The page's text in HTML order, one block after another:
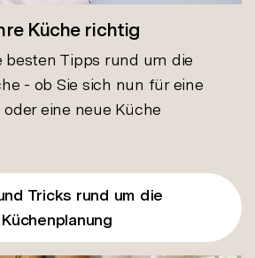
Küche richtig
besten Tipps rund um die
- ob Sie sich nun für eine
eine neue Küche
Tricks rund um die
Küchenplanung